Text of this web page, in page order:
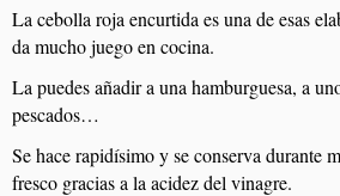
La cebolla roja encurtida es una de esas
da mucho juego en cocina.
La puedes añadir a una hamburguesa, a
pescados…
Se hace rapidísimo y se conserva durante
fresco gracias a la acidez del vinagre.